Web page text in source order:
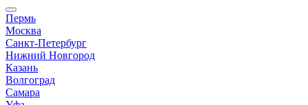
Пермь
Москва
Санкт-Петербург
Нижний Новгород
Казань
Волгоград
Самара